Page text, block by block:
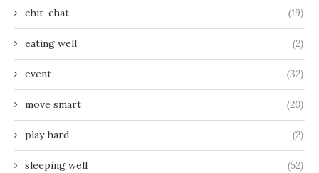
chit-chat (19)
eating well (2)
event (32)
move smart (20)
play hard (2)
sleeping well (52)